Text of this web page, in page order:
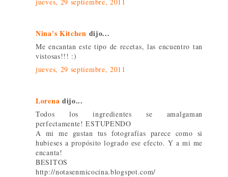
Nina's Kitchen dijo...
Me encantan este tipo de recetas, las encuentro tan
vistosas!!! :)
jueves, 29 septiembre, 2011
Lorena dijo...
Todos los ingredientes se amalgaman
perfectamente! ESTUPENDO
A mi me gustan tus fotografías parece como si
hubieses a propósito logrado ese efecto. Y a mi me
encanta!
BESITOS
http://notasenmicocina.blogspot.com/